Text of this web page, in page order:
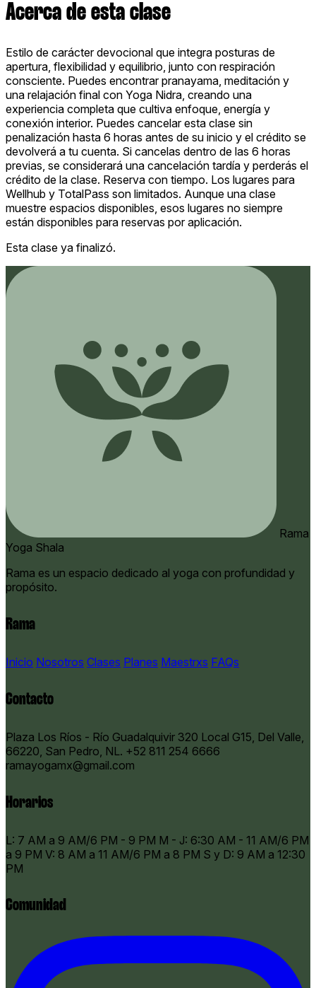
Acerca de esta clase
Estilo de carácter devocional que integra posturas de
apertura, flexibilidad y equilibrio, junto con respiración
consciente. Puedes encontrar pranayama, meditación y
una relajación final con Yoga Nidra, creando una
experiencia completa que cultiva enfoque, energía y
conexión interior. Puedes cancelar esta clase sin
penalización hasta 6 horas antes de su inicio y el crédito se
devolverá a tu cuenta. Si cancelas dentro de las 6 horas
previas, se considerará una cancelación tardía y perderás el
crédito de la clase. Reserva con tiempo. Los lugares para
Wellhub y TotalPass son limitados. Aunque una clase
muestre espacios disponibles, esos lugares no siempre
están disponibles para reservas por aplicación.
Esta clase ya finalizó.
Rama
Yoga Shala
Rama es un espacio dedicado al yoga con profundidad y
propósito.
Rama
Inicio Nosotros Clases Planes Maestrxs FAQs
Contacto
Plaza Los Ríos - Río Guadalquivir 320 Local G15, Del Valle,
66220, San Pedro, NL. +52 811 254 6666
ramayogamx@gmail.com
Horarios
​L: 7 AM a 9 AM/6 PM - 9 PM M - J: 6:30 AM - 11 AM/6 PM
a 9 PM V: 8 AM a 11 AM/6 PM a 8 PM S y D: 9 AM a 12:30
PM
Comunidad